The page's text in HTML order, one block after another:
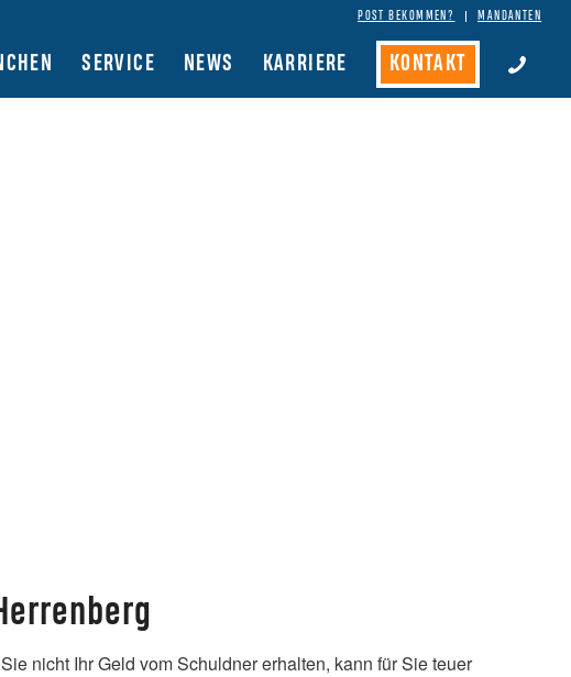
POST BEKOMMEN? MANDANTEN
SERVICE NEWS KARRIERE KONTAKT
nicht Ihr Geld vom Schuldner erhalten, kann für Sie teuer